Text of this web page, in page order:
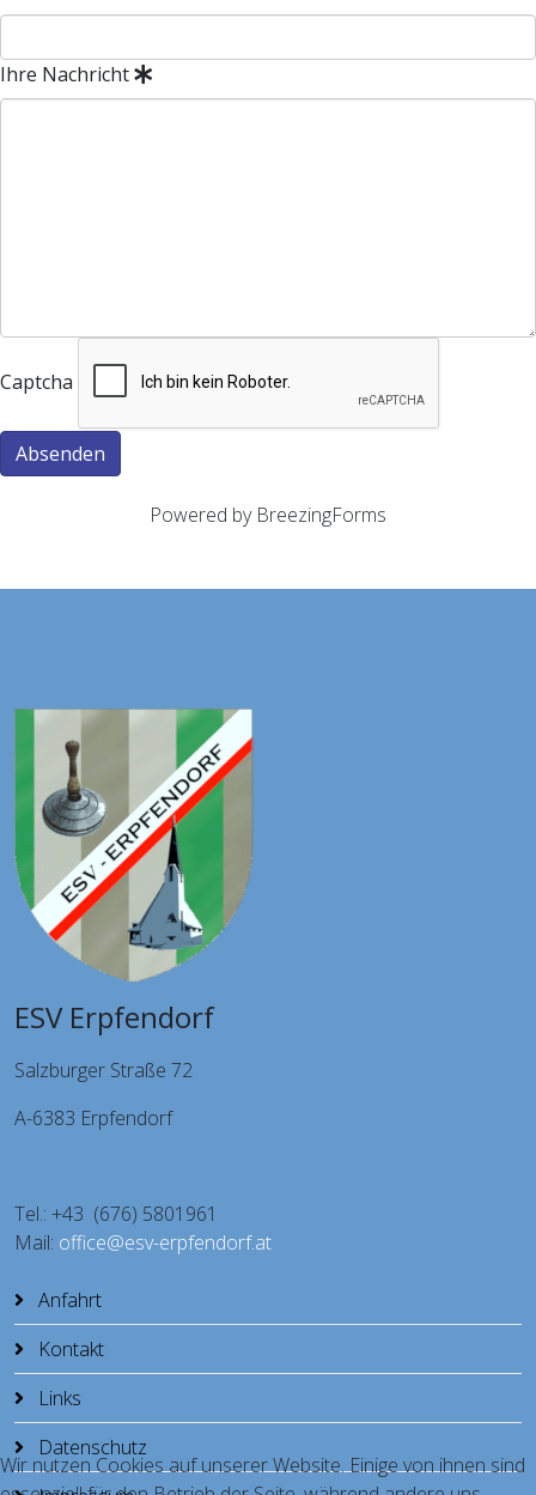
Ihre Nachricht
Captcha
Absenden
Powered by BreezingForms
ESV Erpfendorf
Salzburger Straße 72
A-6383 Erpfendorf
Tel.: +43 (676) 5801961
Mail: office@esv-erpfendorf.at
Anfahrt
Kontakt
Links
Datenschutz
Wir nutzen Cookies auf unserer Website. Einige von ihnen sind